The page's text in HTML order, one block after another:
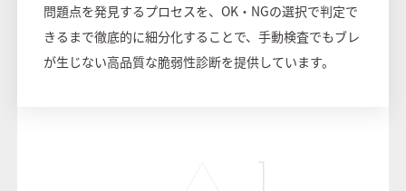
問題点を発見するプロセスを、OK・NGの選択で判定で
きるまで徹底的に細分化することで、手動検査でもブレ
が生じない高品質な脆弱性診断を提供しています。